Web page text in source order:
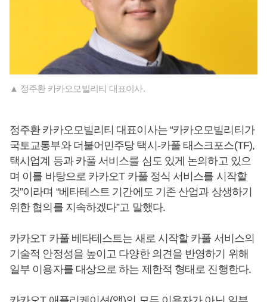
▲ 정주환 카카오모빌리티 대표이사.
정주환 카카오모빌리티 대표이사는 “카카오모빌리티가
국토교통부와 더불어민주당 택시-카풀 태스크포스(TF),
택시업계 등과 카풀 서비스를 심도 있게 논의하고 있으
며 이를 바탕으로 카카오T 카풀 정식 서비스를 시작할
것”이라며 “베타테스트 기간에도 기존 산업과 상생하기
위한 협의를 지속하겠다”고 말했다.
카카오T 카풀 베타테스트는 새로 시작할 카풀 서비스의
기술적 안정성을 높이고 다양한 의견을 반영하기 위해
일부 이용자를 대상으로 하는 제한적 형태로 진행한다.